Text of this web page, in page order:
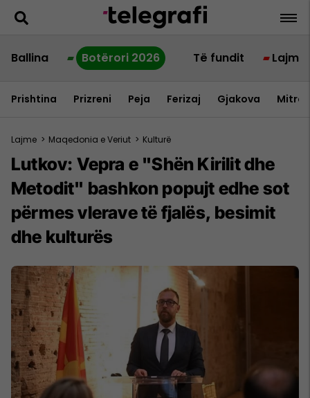
Ballina Botërori 2026 Të fundit Lajme
Prishtina Prizreni Peja Ferizaj Gjakova
Lajme > Maqedonia e Veriut > Kulturë
Lutkov: Vepra e "Shën Kirilit dhe
Metodit" bashkon popujt edhe sot
përmes vlerave të fjalës, besimit
dhe kulturës